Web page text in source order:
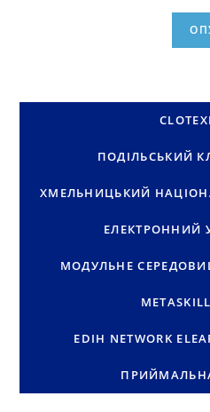
ПОДІЛЬСЬКИЙ
ХМЕЛЬНИЦЬКИЙ
ЕЛЕКТРОННИЙ
МОДУЛЬНЕ
EDIH NETWORK